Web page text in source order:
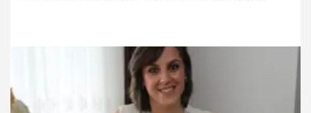
18.04.2026 Sağlık-Yaşam